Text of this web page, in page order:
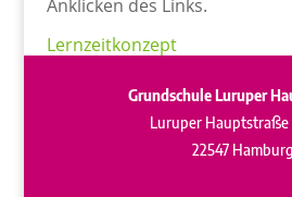
Anklicken des Links.
Lernzeitkonzept
Grundschule Luruper
Luruper Hauptstraße
22547 Hamburg